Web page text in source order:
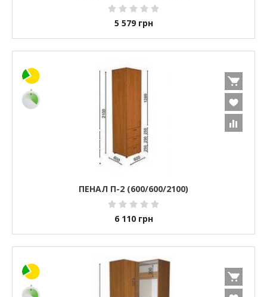
5 579 грн
ПЕНАЛ П-2 (600/600/2100)
6 110 грн